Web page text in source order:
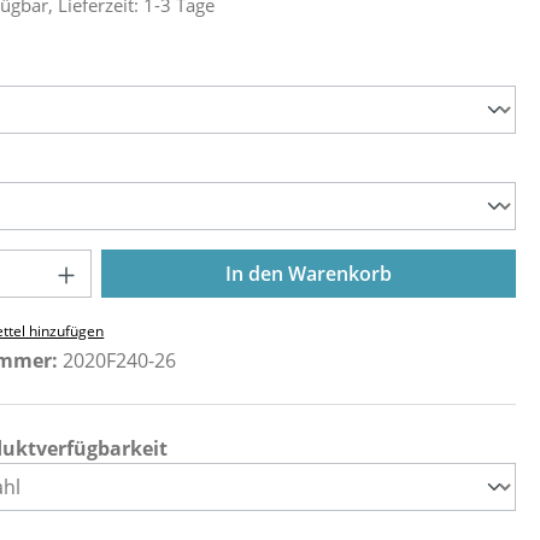
Anzahl: Gib den gewünschten Wert
In den Warenkorb
hinzufügen
2020F240-26